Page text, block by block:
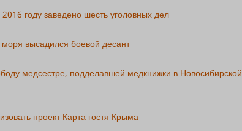
году заведено шесть уголовных дел
высадился боевой десант
медсестре, подделавшей медкнижки в Новосибирской
проект Карта гостя Крыма